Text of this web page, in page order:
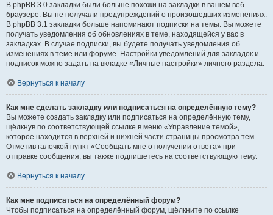
В phpBB 3.0 закладки были больше похожи на закладки в вашем веб-
браузере. Вы не получали предупреждений о произошедших изменениях.
В phpBB 3.1 закладки больше напоминают подписки на темы. Вы можете
получать уведомления об обновлениях в теме, находящейся у вас в
закладках. В случае подписки, вы будете получать уведомления об
изменениях в теме или форуме. Настройки уведомлений для закладок и
подписок можно задать на вкладке «Личные настройки» личного раздела.
Вернуться к началу
Как мне сделать закладку или подписаться на определённую тему?
Вы можете создать закладку или подписаться на определённую тему,
щёлкнув по соответствующей ссылке в меню «Управление темой»,
которое находится в верхней и нижней части страницы просмотра тем.
Отметив галочкой пункт «Сообщать мне о получении ответа» при
отправке сообщения, вы также подпишетесь на соответствующую тему.
Вернуться к началу
Как мне подписаться на определённый форум?
Чтобы подписаться на определённый форум, щёлкните по ссылке